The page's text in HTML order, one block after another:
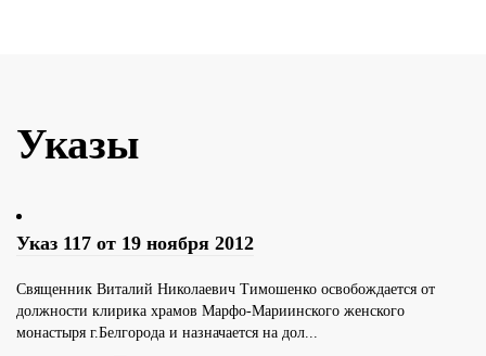
Указы
Указ 117 от 19 ноября 2012
Священник Виталий Николаевич Тимошенко освобождается от
должности клирика храмов Марфо-Мариинского женского
монастыря г.Белгорода и назначается на дол...